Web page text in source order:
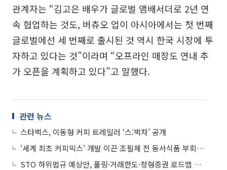
관계자는 “김고은 배우가 글로벌 앰배서더로 2년 연
속 협업하는 것도, 버츄오 업이 아시아에서는 첫 번째
글로벌에선 세 번째로 출시된 것 역시 한국 시장에 투
자하고 있다는 것”이라며 “오프라인 매장도 연내 추
가 오픈을 계획하고 있다”고 말했다.
관련 뉴스
스타벅스, 이동형 커피 트레일러 ‘스:벅차’ 공개
‘세계 최초 커피믹스’ 개발 이끈 조필제 전 동서식품 부회장 별세
STO 하위법규 예상안, 풀링·거래한도·정형증권 로드맵 제시